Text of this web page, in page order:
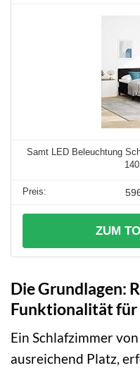
Samt LED Beleuchtung
ZUM
Die Grundlagen:
Funktionalität für
Ein Schlafzimmer
ausreichend Platz,